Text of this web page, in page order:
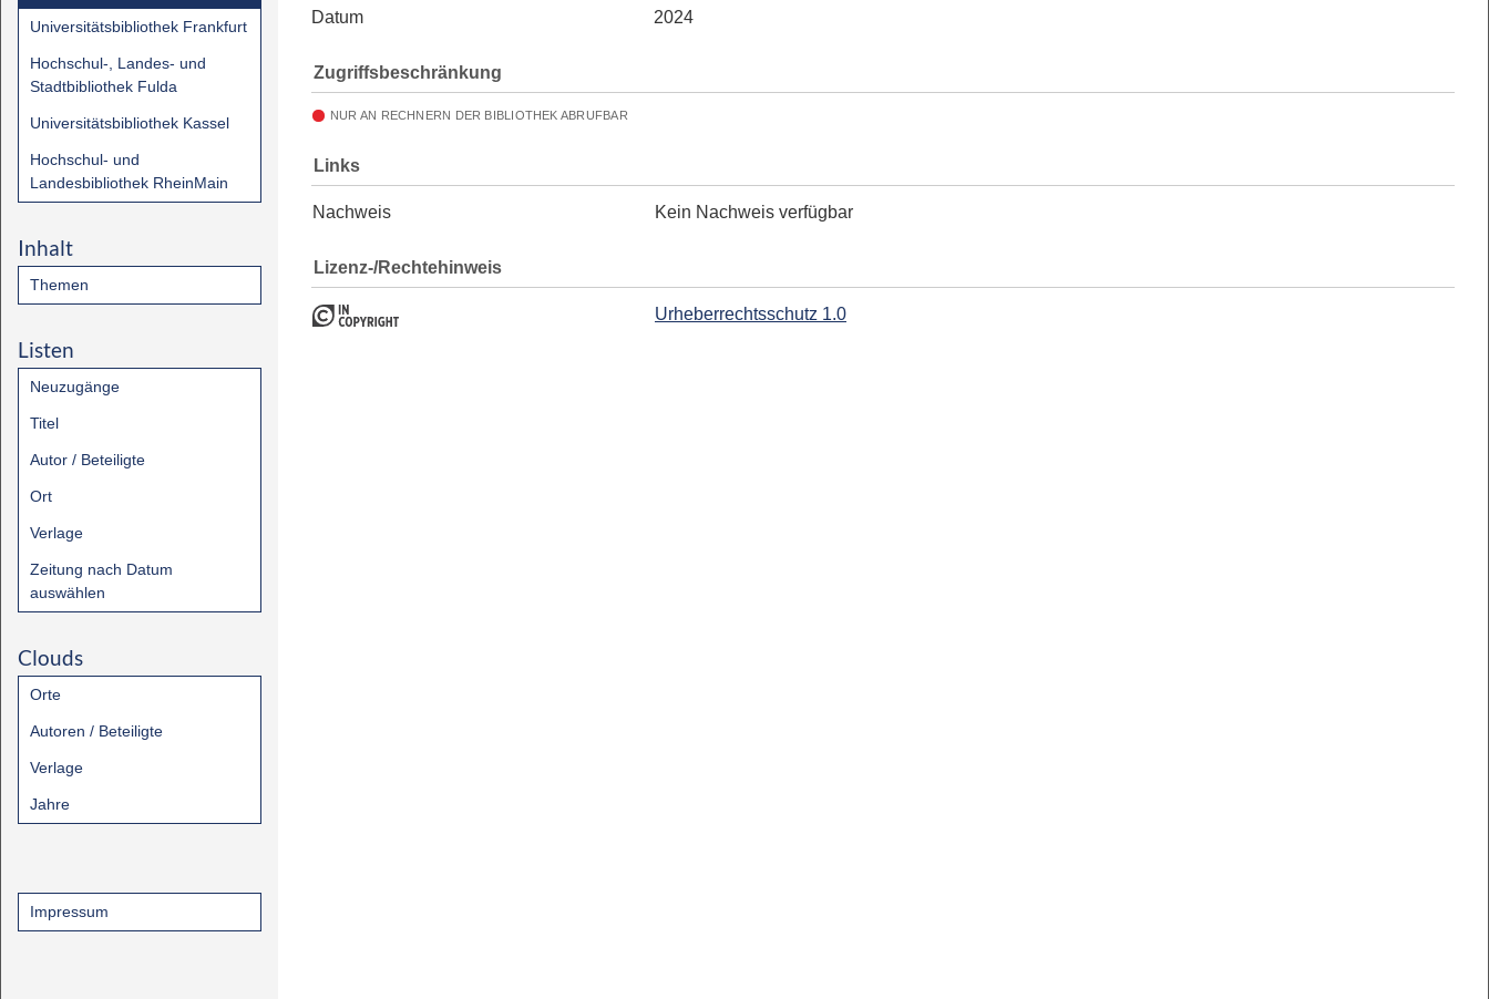
Universitätsbibliothek Frankfurt
Hochschul-, Landes- und
Stadtbibliothek Fulda
Universitätsbibliothek Kassel
Hochschul- und
Landesbibliothek RheinMain
Inhalt
Themen
Listen
Neuzugänge
Titel
Autor / Beteiligte
Ort
Verlage
Zeitung nach Datum
auswählen
Clouds
Orte
Autoren / Beteiligte
Verlage
Jahre
Impressum
Datum
2024
Zugriffsbeschränkung
NUR AN RECHNERN DER BIBLIOTHEK ABRUFBAR
Links
Nachweis Kein Nachweis verfügbar
Lizenz-/Rechtehinweis
Urheberrechtsschutz 1.0